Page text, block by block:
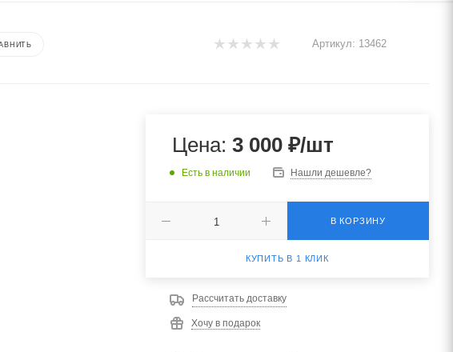
Артикул: 13462
Цена: 3 000₽/шт
Есть в наличии Нашли дешевле?
В КОРЗИНУ
КУПИТЬ В 1 КЛИК
Рассчитать доставку
Хочу в подарок